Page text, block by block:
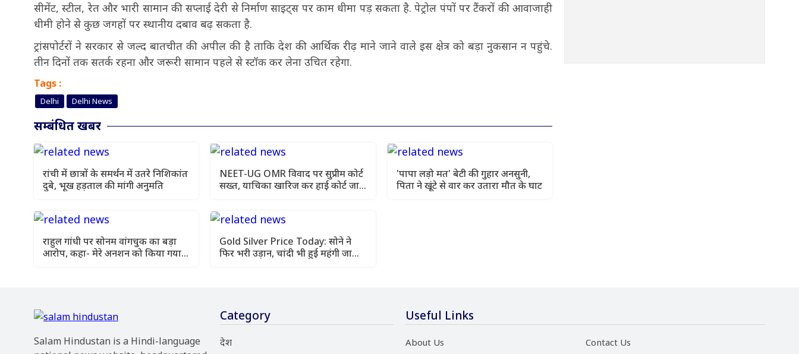
सीमेंट, स्टील, रेत और भारी सामान की सप्लाई देरी से निर्माण साइट्स पर काम धीमा पड़ सकता है. पेट्रोल पंपों पर टैंकरों की आवाजाही
धीमी होने से कुछ जगहों पर स्थानीय दबाव बढ़ सकता है.
ट्रांसपोर्टरों ने सरकार से जल्द बातचीत की अपील की है ताकि देश की आर्थिक रीढ़ माने जाने वाले इस क्षेत्र को बड़ा नुकसान न पहुंचे.
तीन दिनों तक सतर्क रहना और जरूरी सामान पहले से स्टॉक कर लेना उचित रहेगा.
Tags :
Delhi Delhi News
सम्बंधित खबर
रांची में छात्रों के समर्थन में उतरे निशिकांत
दुबे, भूख हड़ताल की मांगी अनुमति
NEET-UG OMR विवाद पर सुप्रीम कोर्ट
सख्त, याचिका खारिज कर हाई कोर्ट जाने
'पापा लड़ो मत' बेटी की गुहार अनसुनी,
पिता ने खूंटे से वार कर उतारा मौत के घाट
राहुल गांधी पर सोनम वांगचुक का बड़ा
आरोप, कहा- मेरे अनशन को किया गया
Gold Silver Price Today: सोने ने
फिर भरी उड़ान, चांदी भी हुई महंगी जानिए
Salam Hindustan is a Hindi-language
Category
देश
Useful Links
About Us Contact Us